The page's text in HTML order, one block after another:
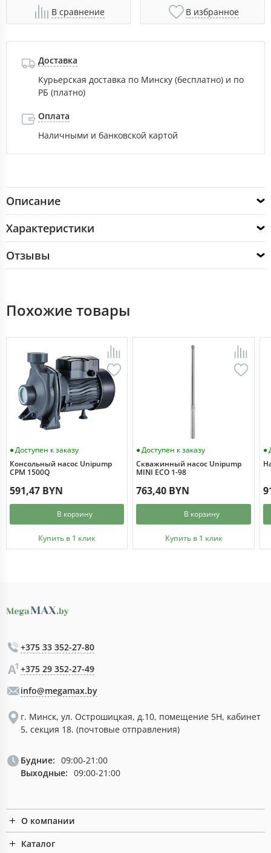
В сравнение В избранное
Доставка
Курьерская доставка по Минску (бесплатно) и по
РБ (платно)
Оплата
Наличными и банковской картой
Описание
Характеристики
Отзывы
Похожие товары
Доступен к заказу
Консольный насос Unipump
CPM 1500Q
591,47 BYN
В корзину
Купить в 1 клик
Доступен к заказу
Скважинный насос Unipump
MINI ECO 1-98
763,40 BYN
В корзину
Купить в 1 клик
+375 33 352-27-80
+375 29 352-27-49
info@megamax.by
г. Минск, ул. Острошицкая, д.10, помещение 5Н, кабинет
5, секция 18. (почтовые отправления)
Будние: 09:00-21:00
Выходные: 09:00-21:00
О компании
Каталог